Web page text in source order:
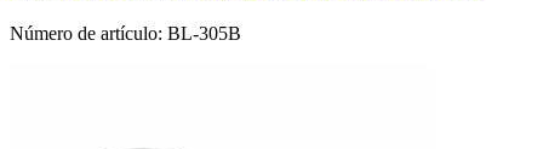
Número de artículo: BL-305B